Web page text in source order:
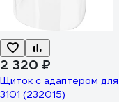
2 320 ₽
Щиток с адаптером для
3101 (232015)